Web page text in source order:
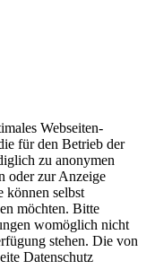
Webseiten-
für den Betrieb der
zu anonymen
oder zur Anzeige
können selbst
möchten. Bitte
womöglich nicht
stehen. Die von
Datenschutz